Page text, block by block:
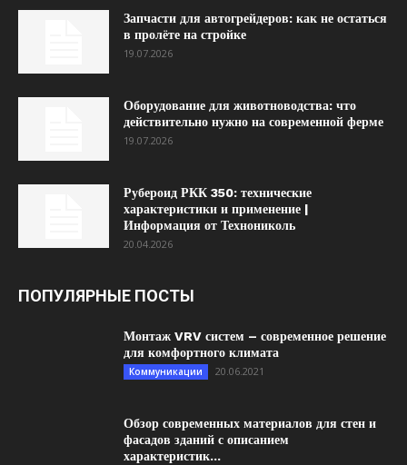
Запчасти для автогрейдеров: как не остаться
в пролёте на стройке
19.07.2026
Оборудование для животноводства: что
действительно нужно на современной ферме
19.07.2026
Рубероид РКК 350: технические
характеристики и применение |
Информация от Технониколь
20.04.2026
ПОПУЛЯРНЫЕ ПОСТЫ
Монтаж VRV систем – современное решение
для комфортного климата
Коммуникации 20.06.2021
Обзор современных материалов для стен и
фасадов зданий с описанием
характеристик...